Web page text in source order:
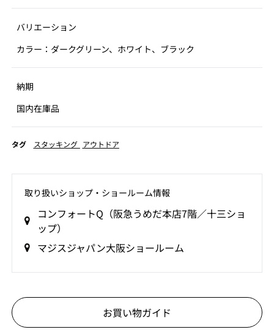
バリエーション
カラー：ダークグリーン、ホワイト、ブラック
納期
国内在庫品
タグ スタッキング アウトドア
取り扱いショップ‧ショールーム情報
コンフォートQ（阪急うめだ本店7階／十三ショ
ップ）
マジスジャパン大阪ショールーム
お買い物ガイド